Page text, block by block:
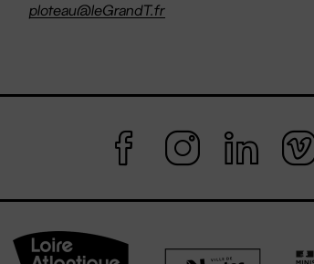
ploteau@leGrandT.fr